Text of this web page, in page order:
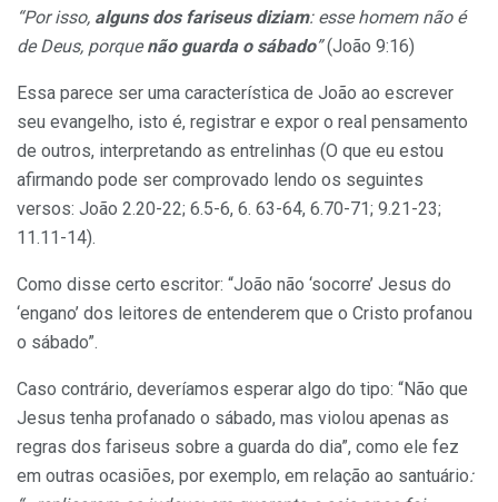
“Por isso, alguns dos fariseus diziam: esse homem não é
de Deus, porquenão guarda o sábado”(João 9:16)
Essa parece ser uma característica de João ao escrever
seu evangelho, isto é, registrar e expor o real pensamento
de outros, interpretando as entrelinhas (O que eu estou
afirmando pode ser comprovado lendo os seguintes
versos: João 2.20-22; 6.5-6, 6. 63-64, 6.70-71; 9.21-23;
11.11-14).
Como disse certo escritor: “João não ‘socorre’ Jesus do
‘engano’ dos leitores de entenderem que o Cristo profanou
o sábado”.
Caso contrário, deveríamos esperar algo do tipo: “Não que
Jesus tenha profanado o sábado, mas violou apenas as
regras dos fariseus sobre a guarda do dia”, como ele fez
em outras ocasiões, por exemplo, em relação ao santuário: